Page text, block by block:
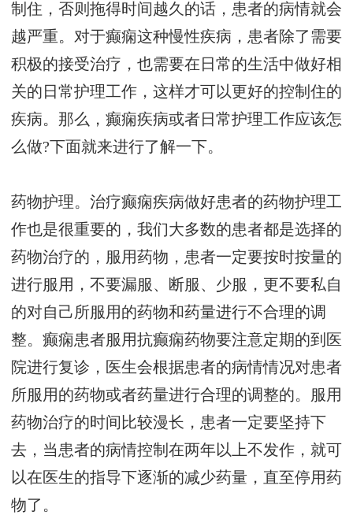
制住，否则拖得时间越久的话，患者的病情就会
越严重。对于癫痫这种慢性疾病，患者除了需要
积极的接受治疗，也需要在日常的生活中做好相
关的日常护理工作，这样才可以更好的控制住的
疾病。那么，癫痫疾病或者日常护理工作应该怎
么做?下面就来进行了解一下。
药物护理。治疗癫痫疾病做好患者的药物护理工
作也是很重要的，我们大多数的患者都是选择的
药物治疗的，服用药物，患者一定要按时按量的
进行服用，不要漏服、断服、少服，更不要私自
的对自己所服用的药物和药量进行不合理的调
整。癫痫患者服用抗癫痫药物要注意定期的到医
院进行复诊，医生会根据患者的病情情况对患者
所服用的药物或者药量进行合理的调整的。服用
药物治疗的时间比较漫长，患者一定要坚持下
去，当患者的病情控制在两年以上不发作，就可
以在医生的指导下逐渐的减少药量，直至停用药
物了。